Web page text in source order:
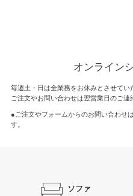
オンライン
毎週土・日は全業務をお休みとさせて
ご注文やお問い合わせは翌営業日のご連
●ご注文やフォームからのお問い合わせは
す。
ソファ